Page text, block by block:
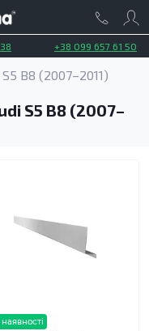
+38 099 657 61 50
S5 B8 (2007–2011)
S5 B8 (2007–
наявності